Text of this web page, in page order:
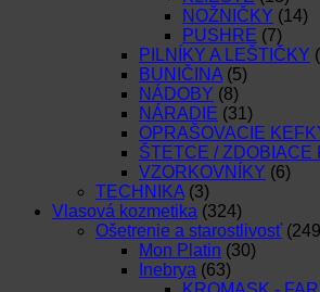
NOŽNIČKY (14)
PUSHRE (7)
PILNÍKY A LEŠTIČKY
BUNIČINA (5)
NÁDOBY (8)
NÁRADIE (31)
OPRAŠOVACIE
ŠTETCE / ZDOBIACE
VZORKOVNÍKY (6)
TECHNIKA (3)
Vlasová kozmetika (324)
Ošetrenie a starostlivosť
Mon Platin (30)
Inebrya (63)